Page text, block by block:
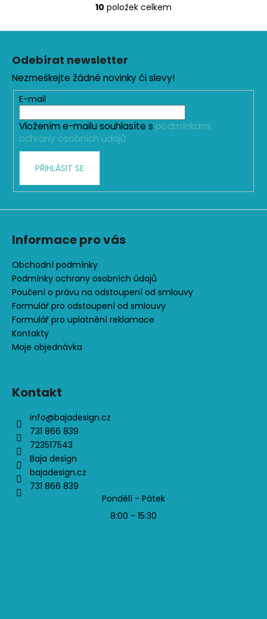
O
v
a
c
í
p
r
ý
p
10 položek celkem
Z
Odebírat newsletter
Nezmeškejte žádné novinky či slevy!
E-mail
Vložením e-mailu souhlasíte s podmínkami
ochrany osobních údajů
PŘIHLÁSIT SE
Informace pro vás
Obchodní podmínky
Podmínky ochrany osobních údajů
Poučení o právu na odstoupení od smlouvy
Formulář pro odstoupení od smlouvy
Formulář pro uplatnění reklamace
Kontakty
Moje objednávka
Kontakt
info@bajadesign.cz
731 866 839
723517543
Baja design
bajadesign.cz
731 866 839
Pondělí - Pátek
8:00 - 15:30